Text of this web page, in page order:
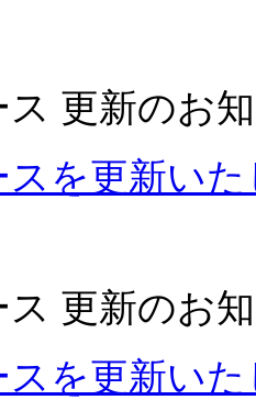
ス 更新のお
スを更新い
ス 更新のお
スを更新い